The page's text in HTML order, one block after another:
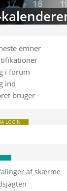
emner
i forum
ind
bruger
LOGIN
af skærme